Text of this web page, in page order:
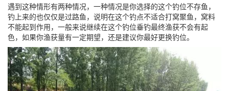
遇到这种情形有两种情况，一种情况是你选择的这个钓位不存鱼，
钓上来的也仅仅是过路鱼，说明在这个钓点不适合打窝聚鱼，窝料
不能起到作用，一般来说继续在这个钓位垂钓最终渔获不会有起
色，如果你渔获量有一定期望，还是建议你最好更换钓位。